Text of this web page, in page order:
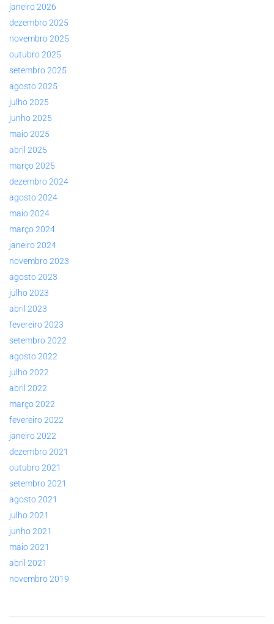
janeiro 2026
dezembro 2025
novembro 2025
outubro 2025
setembro 2025
agosto 2025
julho 2025
junho 2025
maio 2025
abril 2025
março 2025
dezembro 2024
agosto 2024
maio 2024
março 2024
janeiro 2024
novembro 2023
agosto 2023
julho 2023
abril 2023
fevereiro 2023
setembro 2022
agosto 2022
julho 2022
abril 2022
março 2022
fevereiro 2022
janeiro 2022
dezembro 2021
outubro 2021
setembro 2021
agosto 2021
julho 2021
junho 2021
maio 2021
abril 2021
novembro 2019